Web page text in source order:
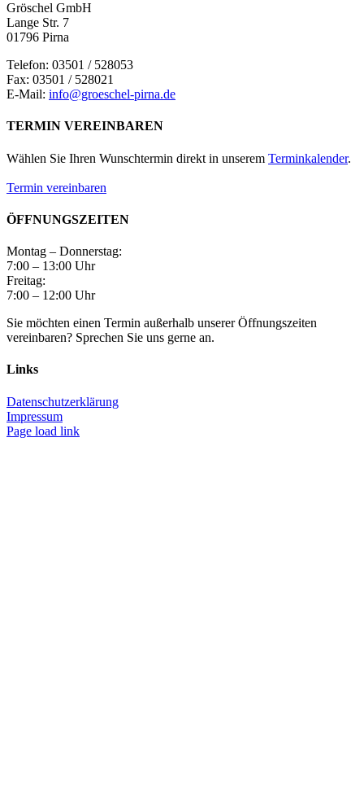
Gröschel GmbH
Lange Str. 7
01796 Pirna
Telefon: 03501 / 528053
Fax: 03501 / 528021
E-Mail: info@groeschel-pirna.de
TERMIN VEREINBAREN
Wählen Sie Ihren Wunschtermin direkt in unserem Terminkalender.
Termin vereinbaren
ÖFFNUNGSZEITEN
Montag – Donnerstag:
7:00 – 13:00 Uhr
Freitag:
7:00 – 12:00 Uhr
Sie möchten einen Termin außerhalb unserer Öffnungszeiten
vereinbaren? Sprechen Sie uns gerne an.
Links
Datenschutzerklärung
Impressum
Page load link